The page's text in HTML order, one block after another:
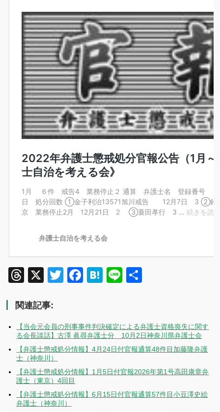
Threads
X TwitterFacebook
Hatena
Line
関連記事:
【当会元会員の刑事事件判決確定による弁護士資格喪失に関す
る会長談話】古澤 眞尋弁護士分 10月2日神奈川県弁護士会
【弁護士懲戒処分情報】4月24日付官報通算48件目加藤隆弁護
士（神奈川）
【弁護士懲戒処分情報】1月5日付官報2026年第1号高田康章弁
護士（東京）4回目
【弁護士懲戒処分情報】6月15日付官報通算57件目小豆澤史絵
弁護士（神奈川）